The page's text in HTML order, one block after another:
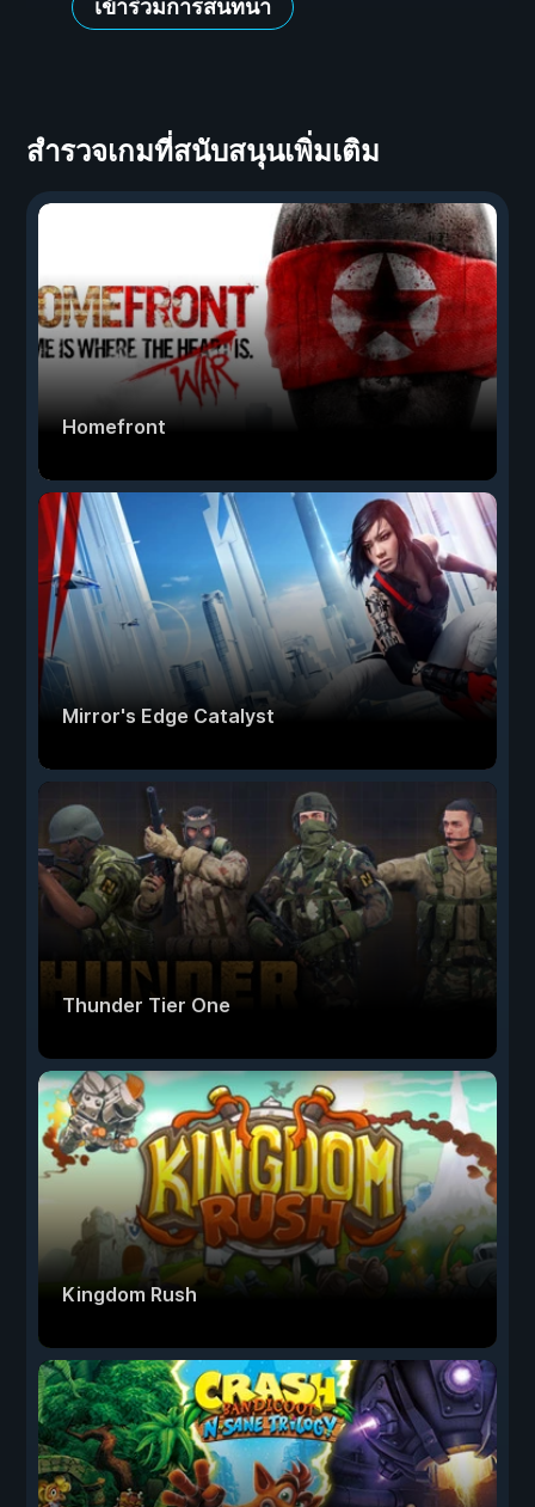
เข้าร่วมการสนทนา
สำรวจเกมที่สนับสนุนเพิ่มเติม
Homefront
Mirror's Edge Catalyst
Thunder Tier One
Kingdom Rush